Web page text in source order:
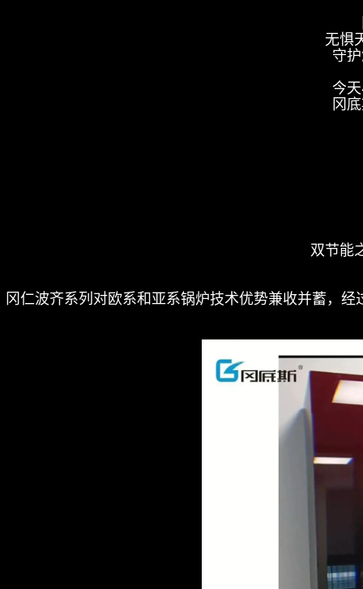
无惧
守
今
冈
双节能
冈仁波齐系列对欧系和亚系锅炉技术优势兼收并蓄，